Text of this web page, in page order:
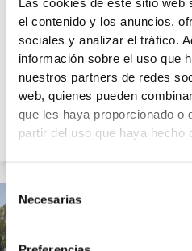
Las cookies de este sitio web
el contenido y los anuncios,
sociales y analizar el tráfico.
información sobre el uso que
nuestros partners de redes
web, quienes pueden
que les haya proporcionado o
partir del uso que haya hecho
Selección
de
consentimiento
Necesarias
Ihr Team soll mit möglichst wenig
erledigen können. Das klingt ideal,
einziges Gerät, das mehrere Projekte
Kosten, sondern auch
Mehr über dieses Projekt